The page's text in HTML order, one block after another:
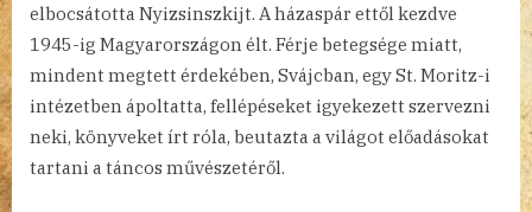
elbocsátotta Nyizsinszkijt. A házaspár ettől kezdve
1945-ig Magyarországon élt. Férje betegsége miatt,
mindent megtett érdekében, Svájcban, egy St. Moritz-i
intézetben ápoltatta, fellépéseket igyekezett szervezni
neki, könyveket írt róla, beutazta a világot előadásokat
tartani a táncos művészetéről.